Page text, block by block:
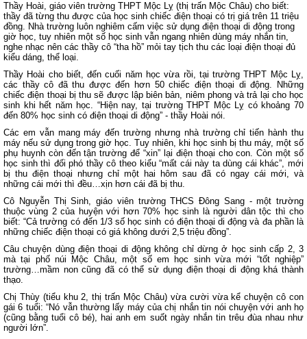
Thầy Hoài, giáo viên trường THPT Mộc Lỵ (thị trấn Mộc Châu) cho biết:
thầy đã từng thu được của học sinh chiếc điện thoại có trị giá trên 11 triệu
đồng. Nhà trường luôn nghiêm cấm việc sử dụng điện thoại di động trong
giờ học, tuy nhiên một số học sinh vẫn ngang nhiên dùng máy nhắn tin,
nghe nhạc nên các thầy cô “tha hồ” mỏi tay tịch thu các loại điện thoại đủ
kiểu dáng, thể loại.
Thầy Hoài cho biết, đến cuối năm học vừa rồi, tại trường THPT Mộc Lỵ,
các thầy cô đã thu được đến hơn 50 chiếc điện thoại di động. Những
chiếc điện thoại bị thu sẽ được lập biên bản, niêm phong và trả lại cho học
sinh khi hết năm học. “Hiện nay, tại trường THPT Mộc Lỵ có khoảng 70
đến 80% học sinh có điện thoại di động” - thầy Hoài nói.
Các em vẫn mang máy đến trường nhưng nhà trường chỉ tiến hành thu
máy nếu sử dụng trong giờ học. Tuy nhiên, khi học sinh bị thu máy, một số
phụ huynh còn đến tận trường để “xin” lại điện thoại cho con. Còn một số
học sinh thì đối phó thầy cô theo kiểu “mất cái này ta dùng cái khác”, mới
bị thu điện thoại nhưng chỉ một hai hôm sau đã có ngay cái mới, và
những cái mới thì đều…xịn hơn cái đã bị thu.
Cô Nguyễn Thị Sinh, giáo viên trường THCS Đông Sang - một trường
thuộc vùng 2 của huyện với hơn 70% học sinh là người dân tộc thì cho
biết: “Cả trường có đến 1/3 số học sinh có điện thoại di động và đa phần là
những chiếc điện thoại có giá không dưới 2,5 triệu đồng”.
Câu chuyện dùng điện thoại di động không chỉ dừng ở học sinh cấp 2, 3
mà tại phố núi Mộc Châu, một số em học sinh vừa mới “tốt nghiệp”
trường…mầm non cũng đã có thể sử dụng điện thoại di động khá thành
thạo.
Chị Thùy (tiểu khu 2, thị trấn Mộc Châu) vừa cười vừa kể chuyện cô con
gái 6 tuổi: “Nó vẫn thường lấy máy của chị nhắn tin nói chuyện với anh họ
(cũng bằng tuổi cô bé), hai anh em suốt ngày nhắn tin trêu đùa nhau như
người lớn”.